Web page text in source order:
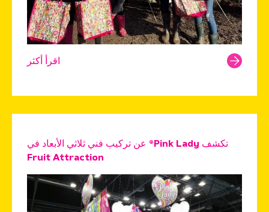
اقرأ أكثر
تكشف Pink Lady® عن تركيب فني ثلاثي الأبعاد في
Fruit Attraction